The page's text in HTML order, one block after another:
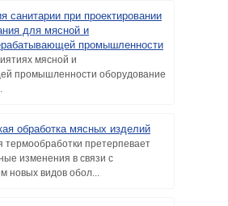
санитарии при проектировании
для мясной и
промышленности
мясной и
промышленности оборудование
обработка мясных изделий
термообработки претерпевает
изменения в связи с
новых видов обол...